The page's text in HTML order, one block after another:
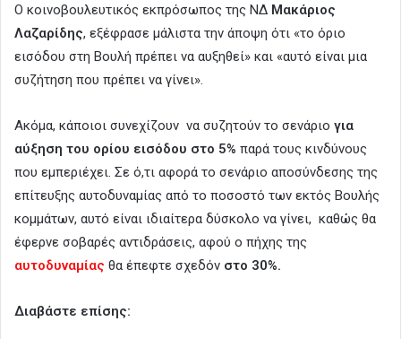
Ο κοινοβουλευτικός εκπρόσωπος της ΝΔ Μακάριος
Λαζαρίδης, εξέφρασε μάλιστα την άποψη ότι «το όριο
εισόδου στη Βουλή πρέπει να αυξηθεί» και «αυτό είναι μια
συζήτηση που πρέπει να γίνει».
Ακόμα, κάποιοι συνεχίζουν να συζητούν το σενάριο για
αύξηση του ορίου εισόδου στο 5% παρά τους κινδύνους
που εμπεριέχει. Σε ό,τι αφορά το σενάριο αποσύνδεσης της
επίτευξης αυτοδυναμίας από το ποσοστό των εκτός Βουλής
κομμάτων, αυτό είναι ιδιαίτερα δύσκολο να γίνει, καθώς θα
έφερνε σοβαρές αντιδράσεις, αφού ο πήχης της
αυτοδυναμίας θα έπεφτε σχεδόν στο 30%.
Διαβάστε επίσης: